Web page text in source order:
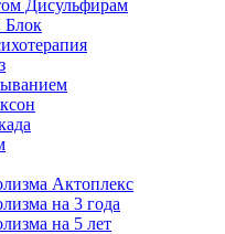
Дисульфирам
Блок
Актоплекс
на 3 года
на 5 лет